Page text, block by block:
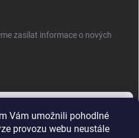
Vám umožnili pohodlné
provozu webu neustále
zasílat informace o nových